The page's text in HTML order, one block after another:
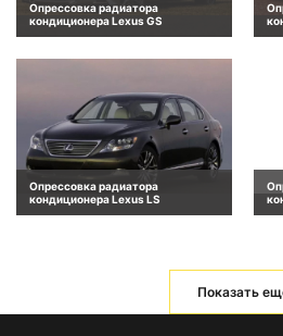
Опрессовка радиатора
кондиционера Lexus GS
Опрессовка радиатора
кондиционера Lexus LS
Показать